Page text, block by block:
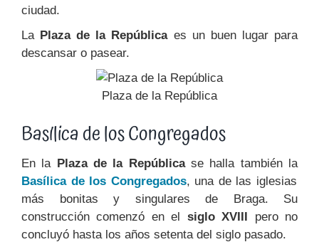
ciudad.
La Plaza de la Repúblicaes un buen lugar para
descansar o pasear.
Plaza de la República
Basílica de los Congregados
En la Plaza de la Repúblicase halla también la
Basílica de los Congregados, una de las iglesias
más bonitas y singulares de Braga. Su
construcción comenzó en el siglo XVIII pero no
concluyó hasta los años setenta del siglo pasado.